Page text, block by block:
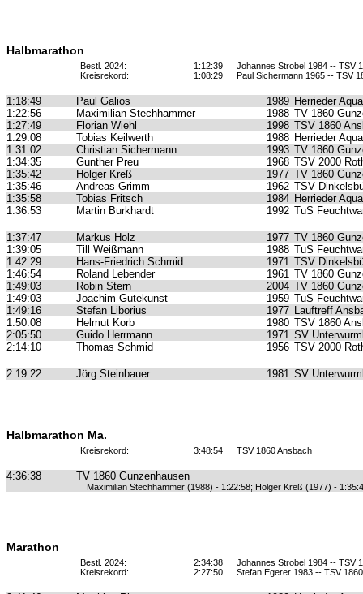
Halbmarathon
Bestl. 2024: 1:12:39
Johannes Strobel 1984 -- TSV
Kreisrekord:
1:08:29 Paul Sichermann 1965 -- TSV
1:18:49 Paul Galios 1989 Herrieder
1:22:56
Maximilian Stechhammer 1988 TV 1860
1:27:49
Florian Wiehl 1998 TSV 1860
1:29:08
Tobias Keilwerth 1988 Herrieder
1:31:02
Christian Sichermann 1993 TV 1860
1:34:35
Gunther Preu 1968 TSV 2000
1:35:42
Holger Kreß 1977 TV 1860
1:35:46
Andreas Grimm 1962 TSV
1:35:58
Tobias Fritsch 1984 Herrieder
1:36:53
Martin Burkhardt 1992 TuS
1:37:47 Markus Holz 1977 TV 1860
1:39:05
Till Weißmann 1988 TuS
1:42:29
Hans-Friedrich Schmid 1971 TSV
1:46:54
Roland Lebender 1961 TV 1860
1:49:03
Robin Stern 2004 TV 1860
1:49:03
Joachim Gutekunst 1959 TuS
1:49:16
Stefan Liborius 1977 Lauftreff
1:50:08
Helmut Korb 1980 TSV 1860
2:05:50
Guido Herrmann 1971 SV
2:14:10
Thomas Schmid 1956 TSV 2000
2:19:22 Jörg Steinbauer 1981 SV
Halbmarathon Ma.
Kreisrekord: 3:48:54 TSV 1860 Ansbach
4:36:38 TV 1860 Gunzenhausen
Maximilian Stechhammer (1988) - 1:22:58; Holger Kreß (1977) -
Marathon
Bestl. 2024: 2:34:38
Johannes Strobel 1984 -- TSV
Kreisrekord:
2:27:50 Stefan Egerer 1983 -- TSV